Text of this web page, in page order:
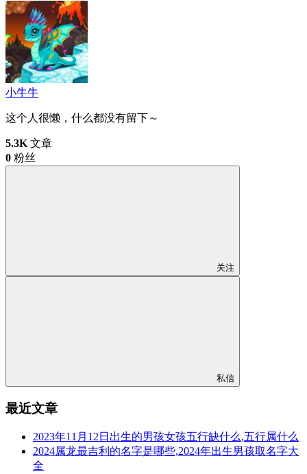
小牛牛
这个人很懒，什么都没有留下～
5.3K 文章
0 粉丝
关注
私信
最近文章
2023年11月12日出生的男孩女孩五行缺什么,五行属什么
2024属龙最吉利的名字是哪些,2024年出生男孩取名字大
全